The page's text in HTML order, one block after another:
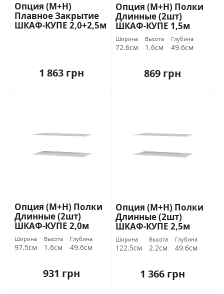
Опция (М+Н)
Плавное Закрытие
ШКАФ-КУПЕ 2,0+2,5м
1 863 грн
Опция (М+Н) Полки
Длинные (2шт)
ШКАФ-КУПЕ 1,5м
Стандарт
Ширина
72.6см
Высота
1.6см
Глубина
49.6см
869 грн
Опция (М+Н) Полки
Длинные (2шт)
ШКАФ-КУПЕ 2,0м
Стандарт
Ширина
97.5см
Высота
1.6см
Глубина
49.6см
931 грн
Опция (М+Н) Полки
Длинные (2шт)
ШКАФ-КУПЕ 2,5м
Стандарт
Ширина
122.5см
Высота
2.2см
Глубина
49.6см
1 366 грн